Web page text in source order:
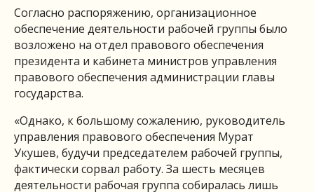
Согласно распоряжению, организационное
обеспечение деятельности рабочей группы было
возложено на отдел правового обеспечения
президента и кабинета министров управления
правового обеспечения администрации главы
государства.
«Однако, к большому сожалению, руководитель
управления правового обеспечения Мурат
Укушев, будучи председателем рабочей группы,
фактически сорвал работу. За шесть месяцев
деятельности рабочая группа собиралась лишь